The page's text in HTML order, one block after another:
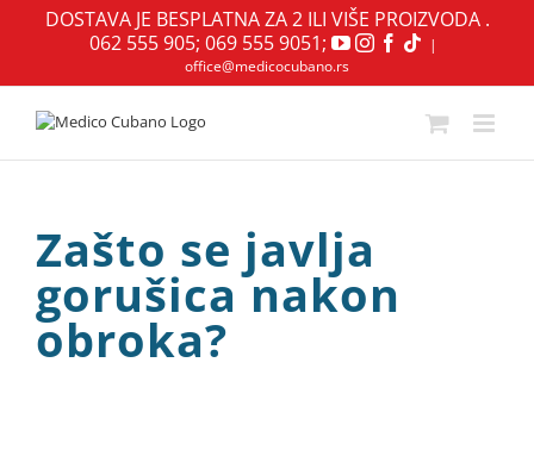
DOSTAVA JE BESPLATNA ZA 2 ILI VIŠE PROIZVODA .
062 555 905; 069 555 9051; YouTube
Instagram
Facebook
|
office@medicocubano.rs
Zašto se javlja
gorušica nakon
obroka?